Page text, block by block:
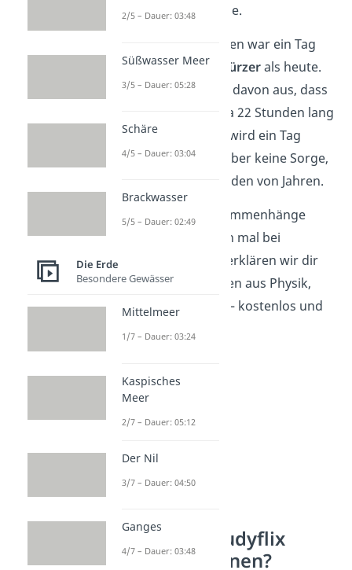
Zentimeter von der Erde.
Vor Milliarden von Jahren war ein Tag
auf der Erde deutlich
kürzerals heute.
Wissenschaftler gehen davon aus, dass
ein Tag früher nur etwa 22 Stunden lang
war. In ferner Zukunft wird ein Tag
länger sein als heute. Aber keine Sorge,
das dauert noch Milliarden von Jahren.
Wenn dich solche Zusammenhänge
faszinieren, schau doch mal bei
Studyflix
vorbei. Dort erklären wir dir
viele spannende Themen aus Physik,
Astronomie und mehr – kostenlos und
verständlich.
Wie hilft dir Studyflix
beim Physiklernen?
2/5 – Dauer: 03:48
Süßwasser Meer
3/5 – Dauer: 05:28
Schäre
4/5 – Dauer: 03:04
Brackwasser
5/5 – Dauer: 02:49
Die Erde
Besondere Gewässer
Mittelmeer
1/7 – Dauer: 03:24
Kaspisches
Meer
2/7 – Dauer: 05:12
Der Nil
3/7 – Dauer: 04:50
Ganges
4/7 – Dauer: 03:48